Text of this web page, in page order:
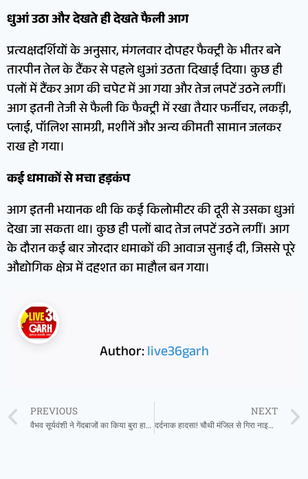
धुआं उठा और देखते ही देखते फैली आग
प्रत्यक्षदर्शियों के अनुसार, मंगलवार दोपहर फैक्ट्री के भीतर बने
तारपीन तेल के टैंकर से पहले धुआं उठता दिखाई दिया। कुछ ही
पलों में टैंकर आग की चपेट में आ गया और तेज लपटें उठने लगीं।
आग इतनी तेजी से फैली कि फैक्ट्री में रखा तैयार फर्नीचर, लकड़ी,
प्लाई, पॉलिश सामग्री, मशीनें और अन्य कीमती सामान जलकर
राख हो गया।
कई धमाकों से मचा हड़कंप
आग इतनी भयानक थी कि कई किलोमीटर की दूरी से उसका धुआं
देखा जा सकता था। कुछ ही पलों बाद तेज लपटें उठने लगीं। आग
के दौरान कई बार जोरदार धमाकों की आवाज सुनाई दी, जिससे पूरे
औद्योगिक क्षेत्र में दहशत का माहौल बन गया।
Author:live36garh
PREVIOUS
वैभव सूर्यवंशी ने गेंदबाजों का किया बुरा हाल, कुछ मिनट और टिकते तो ये वर्ल्ड रिकॉर्ड तोड़ बन जाते दुनिया के नंबर-1 बल्लेबाज
NEXT
दर्दनाक हादसा! चौथी मंजिल से गिरा नाइजीरियन छात्र, इलाज के दौरान मौत